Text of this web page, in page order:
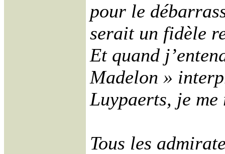
pour le
serait un fidèle
Et quand
Madelon »
Luypaerts, je
Tous les